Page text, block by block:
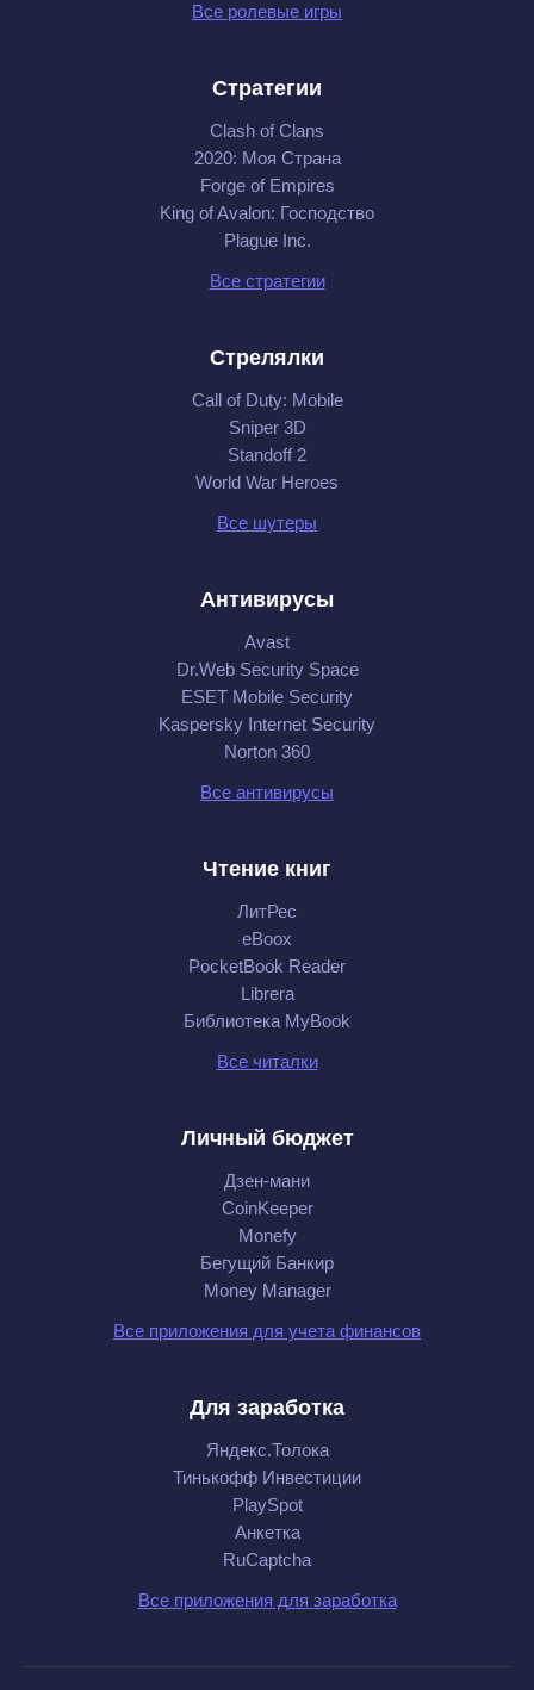
Все ролевые игры
Стратегии
Clash of Clans
2020: Моя Cтрана
Forge of Empires
King of Avalon: Господство
Plague Inc.
Все стратегии
Стрелялки
Call of Duty: Mobile
Sniper 3D
Standoff 2
World War Heroes
Все шутеры
Антивирусы
Avast
Dr.Web Security Space
ESET Mobile Security
Kaspersky Internet Security
Norton 360
Все антивирусы
Чтение книг
ЛитРес
eBoox
PocketBook Reader
Librera
Библиотека MyBook
Все читалки
Личный бюджет
Дзен-мани
CoinKeeper
Monefy
Бегущий Банкир
Money Manager
Все приложения для учета финансов
Для заработка
Яндекс.Толока
Тинькофф Инвестиции
PlaySpot
Анкетка
RuCaptcha
Все приложения для заработка